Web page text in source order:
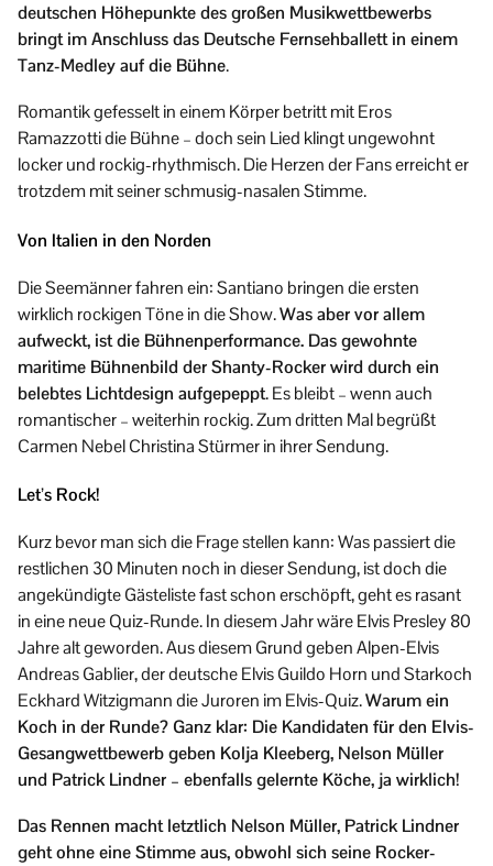
deutschen Höhepunkte des großen Musikwettbewerbs
bringt im Anschluss das Deutsche Fernsehballett in einem
Tanz-Medley auf die Bühne.
Romantik gefesselt in einem Körper betritt mit Eros
Ramazzotti die Bühne – doch sein Lied klingt ungewohnt
locker und rockig-rhythmisch. Die Herzen der Fans erreicht er
trotzdem mit seiner schmusig-nasalen Stimme.
Von Italien in den Norden
Die Seemänner fahren ein: Santiano bringen die ersten
wirklich rockigen Töne in die Show.Was aber vor allem
aufweckt, ist die Bühnenperformance. Das gewohnte
maritime Bühnenbild der Shanty-Rocker wird durch ein
belebtes Lichtdesign aufgepeppt. Es bleibt – wenn auch
romantischer – weiterhin rockig. Zum dritten Mal begrüßt
Carmen Nebel Christina Stürmer in ihrer Sendung.
Let’s Rock!
Kurz bevor man sich die Frage stellen kann: Was passiert die
restlichen 30 Minuten noch in dieser Sendung, ist doch die
angekündigte Gästeliste fast schon erschöpft, geht es rasant
in eine neue Quiz-Runde. In diesem Jahr wäre Elvis Presley 80
Jahre alt geworden. Aus diesem Grund geben Alpen-Elvis
Andreas Gablier, der deutsche Elvis Guildo Horn und Starkoch
Eckhard Witzigmann die Juroren im Elvis-Quiz.Warum ein
Koch in der Runde? Ganz klar: Die Kandidaten für den Elvis-
Gesangwettbewerb geben Kolja Kleeberg, Nelson Müller
und Patrick Lindner – ebenfalls gelernte Köche, ja wirklich!
Das Rennen macht letztlich Nelson Müller, Patrick Lindner
geht ohne eine Stimme aus, obwohl sich seine Rocker-